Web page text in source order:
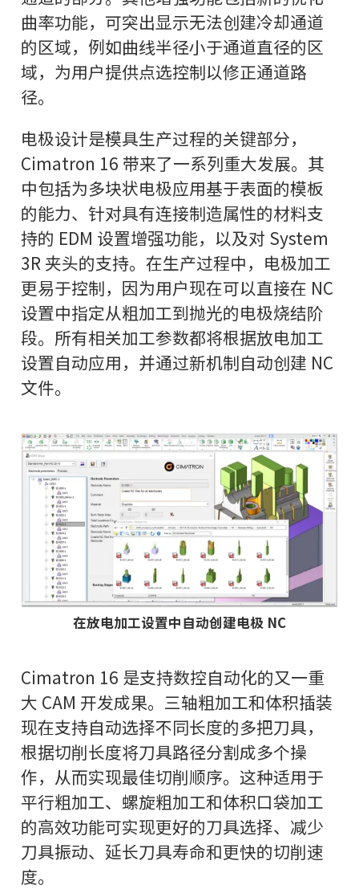
曲率功能，可突出显示无法创建冷却通道
的区域，例如曲线半径小于通道直径的区
域，为用户提供点选控制以修正通道路
径。
电极设计是模具生产过程的关键部分，
Cimatron 16 带来了一系列重大发展。其
中包括为多块状电极应用基于表面的模板
的能力、针对具有连接制造属性的材料支
持的 EDM 设置增强功能，以及对 System
3R 夹头的支持。在生产过程中，电极加工
更易于控制，因为用户现在可以直接在 NC
设置中指定从粗加工到抛光的电极烧结阶
段。所有相关加工参数都将根据放电加工
设置自动应用，并通过新机制自动创建 NC
文件。
在放电加工设置中自动创建电极 NC
Cimatron 16 是支持数控自动化的又一重
大 CAM 开发成果。三轴粗加工和体积插装
现在支持自动选择不同长度的多把刀具，
根据切削长度将刀具路径分割成多个操
作，从而实现最佳切削顺序。这种适用于
平行粗加工、螺旋粗加工和体积口袋加工
的高效功能可实现更好的刀具选择、减少
刀具振动、延长刀具寿命和更快的切削速
度。